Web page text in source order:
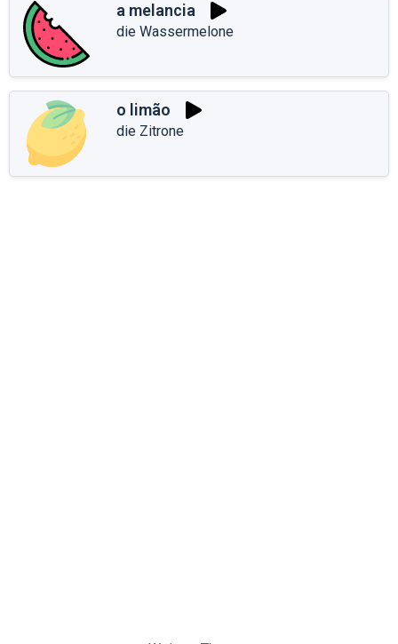
a melancia
die Wassermelone
o limão
die Zitrone